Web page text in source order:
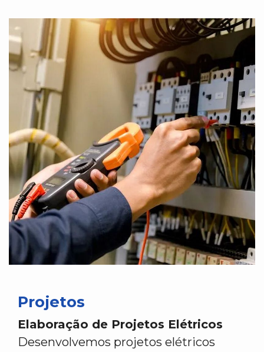
Projetos
Elaboração de Projetos Elétricos
Desenvolvemos projetos elétricos